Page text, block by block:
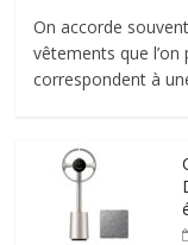
On accorde
vêtements que l’on
correspondent à